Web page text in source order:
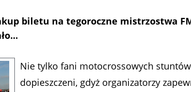
biletu na tegoroczne mistrzostwa
Nie tylko fani motocrossowych
dopieszczeni, gdyż organizatorzy